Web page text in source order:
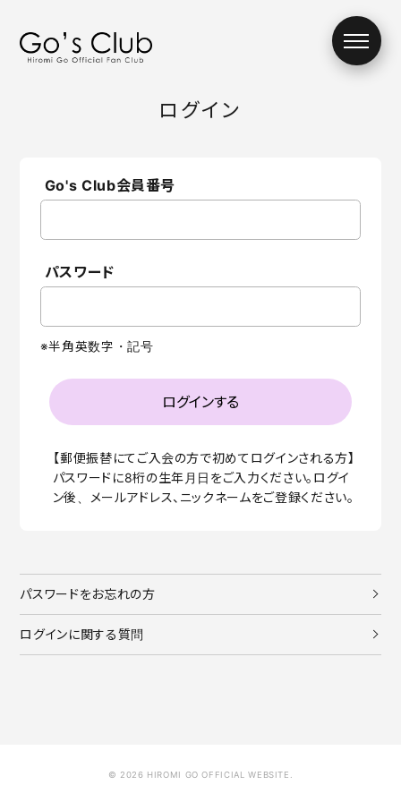
ムービー
チケット
Mail From
プレゼント マニュアル
メール マイページ
ログイン 新規入会
ログイン
Go's Club会員番号
パスワード
※半角英数字・記号
【郵便振替にてご入会の方で初めてログインされる方】
パスワードに8桁の生年月日をご入力ください。ログイ
ン後、メールアドレス、ニックネームをご登録ください。
パスワードをお忘れの方
ログインに関する質問
© 2026 HIROMI GO OFFICIAL WEBSITE.